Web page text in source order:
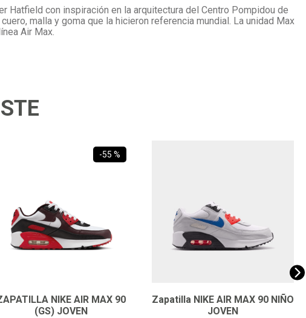
Hatfield con inspiración en la arquitectura del Centro Pompidou de
malla y goma que la hicieron referencia mundial. La unidad Max
Air Max.
-55 %
NIKE AIR MAX 90
(GS) JOVEN
Zapatilla NIKE AIR MAX 90 NIÑO
JOVEN